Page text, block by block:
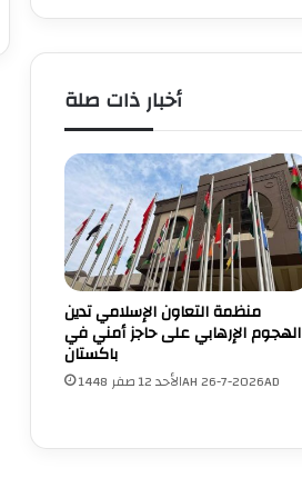
أخبار ذات صلة
منظمة التعاون الإسلامي تدين
الهجوم الإرهابي على حاجز أمني في
باكستان
الأحد 12 صفر 1448AH 26-7-2026AD